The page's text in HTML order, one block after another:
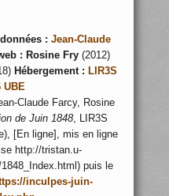
: Jean-Claude
: Rosine Fry (2012)
Hébergement : LIR3S
UBE
Claude Farcy, Rosine
de Juin 1848, LIR3S
[En ligne], mis en ligne
http://tristan.u-
puis le
inculpes-juin-